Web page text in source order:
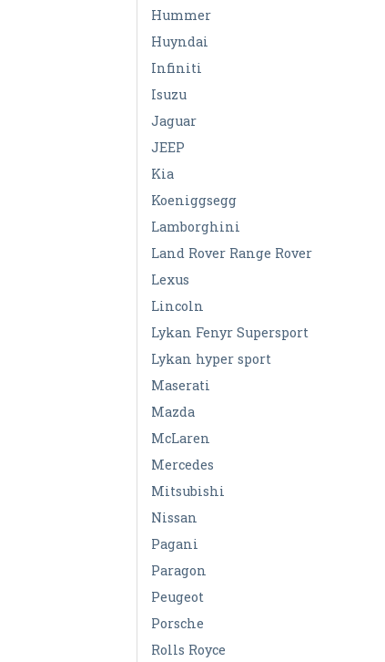
Hummer
Huyndai
Infiniti
Isuzu
Jaguar
JEEP
Kia
Koeniggsegg
Lamborghini
Land Rover Range Rover
Lexus
Lincoln
Lykan Fenyr Supersport
Lykan hyper sport
Maserati
Mazda
McLaren
Mercedes
Mitsubishi
Nissan
Pagani
Paragon
Peugeot
Porsche
Rolls Royce